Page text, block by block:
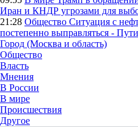
Иран и КНДР угрозами для
21:28 Общество Ситуация с
постепенно выправляться -
Город (Москва и область)
Общество
Власть
Мнения
В России
В мире
Происшествия
Другое